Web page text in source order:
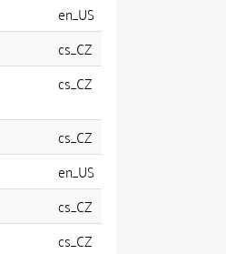
en_US
cs_CZ
cs_CZ
cs_CZ
en_US
cs_CZ
cs_CZ